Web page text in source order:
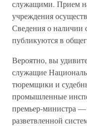
служащими. Прием
учреждения
Сведения о наличии
публикуются в
Вероятно, вы
служащие
тюремщики и
промышленные
премьер-министра
разветвленной